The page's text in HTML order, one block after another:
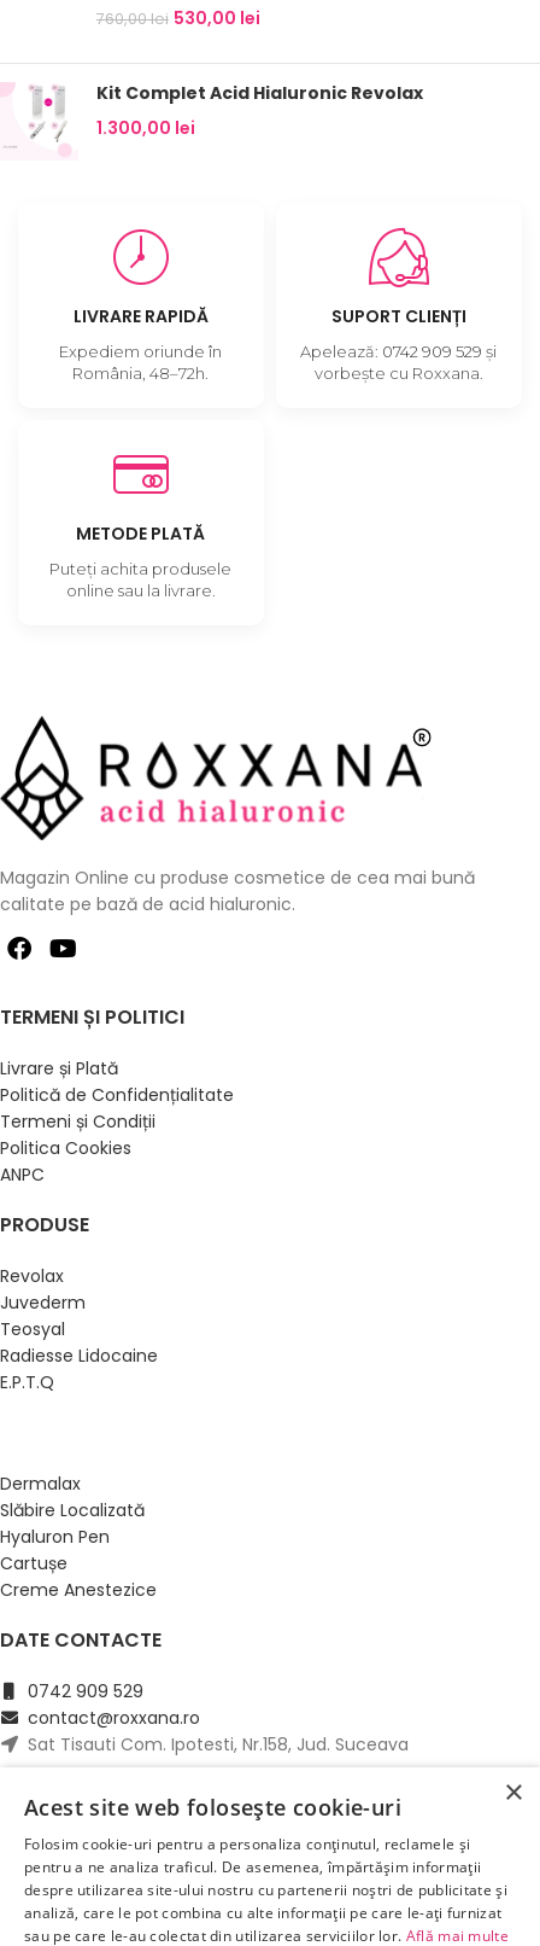
760,00lei 530,00 lei
Kit Complet Acid Hialuronic Revolax
1.300,00 lei
LIVRARE RAPIDĂ
Expediem oriunde în
România, 48–72h.
SUPORT CLIENȚI
Apelează: 0742 909 529 și
vorbește cu Roxxana.
METODE PLATĂ
Puteți achita produsele
online sau la livrare.
Magazin Online cu produse cosmetice de cea mai bună
calitate pe bază de acid hialuronic.
TERMENI ȘI POLITICI
Livrare și Plată
Politică de Confidențialitate
Termeni și Condiții
Politica Cookies
ANPC
PRODUSE
Revolax
Juvederm
Teosyal
Radiesse Lidocaine
E.P.T.Q
Dermalax
Slăbire Localizată
Hyaluron Pen
Cartușe
Creme Anestezice
DATE CONTACTE
0742 909 529
contact@roxxana.ro
Sat Tisauti Com. Ipotesti, Nr.158, Jud. Suceava
Roxxana.ro 2025 Creare Magazin OnlineBOSSNET
×
Acest site web folosește cookie-uri
Folosim cookie-uri pentru a personaliza conținutul, reclamele și
pentru a ne analiza traficul. De asemenea, împărtășim informații
despre utilizarea site-ului nostru cu partenerii noștri de publicitate și
analiză, care le pot combina cu alte informații pe care le-ați furnizat
sau pe care le-au colectat din utilizarea serviciilor lor. Află mai multe